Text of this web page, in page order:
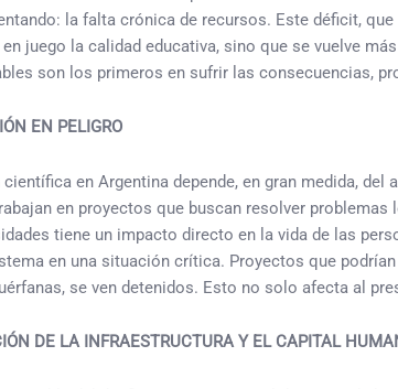
la falta crónica de recursos. Este déficit,
juego la calidad educativa, sino que se vuelve
son los primeros en sufrir las consecuencias,
EN PELIGRO
en Argentina depende, en gran medida,
en proyectos que buscan resolver
tiene un impacto directo en la vida de las
en una situación crítica. Proyectos que
se ven detenidos. Esto no solo afecta al
DE LA INFRAESTRUCTURA Y EL CAPITAL